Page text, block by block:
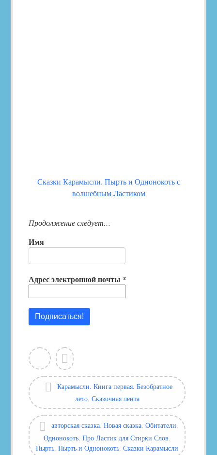
Сказки Карамысли. Пырть и Однонокоть с
волшебным Ластиком
Продолжение следует…
Имя
Адрес электронной почты *
View
all
posts
by
Глашатай
Сказок
Leave
a
comment
Categories:
Карамысли. Книга первая. Безобратное
лето, Сказочная лента
Tags: авторская сказка, Новая сказка, Обитатели,
Однонокоть Про Ластик для Стирки Слов
Пырть Пырть и Однонокоть Сказки Карамысли